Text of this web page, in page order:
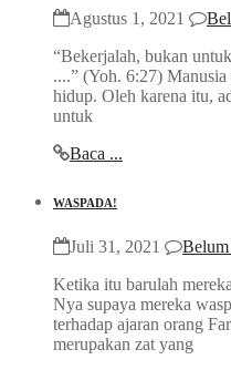
Agustus 1, 2021
“Bekerjalah, bukan
....” (Yoh. 6:27)
hidup. Oleh karena itu,
untuk
Baca ...
WASPADA!
Juli 31, 2021 Belum
Ketika itu barulah
Nya supaya mereka
terhadap ajaran orang
merupakan zat yang